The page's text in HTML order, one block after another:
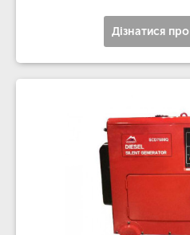
Дізнатися